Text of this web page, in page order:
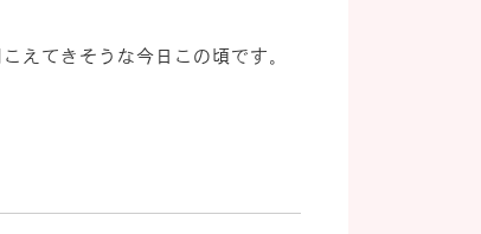
えてきそうな今日この頃です。